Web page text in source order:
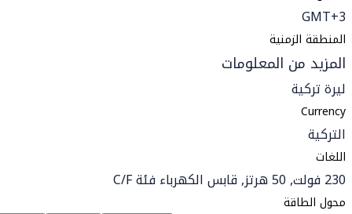
GMT+3
المنطقة الزمنية
المزيد من المعلومات
ليرة تركية
Currency
التركية
اللغات
230 فولت, 50 هرتز, قابس الكهرباء فئة C/F
محول الطاقة